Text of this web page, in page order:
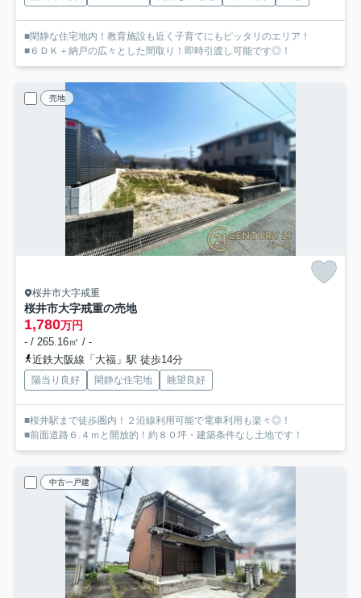
■閑静な住宅地内！教育施設も近く子育てにもピッタリのエリア！
■６ＤＫ＋納戸の広々とした間取り！即時引渡し可能です◎！
売地
桜井市大字戒重
桜井市大字戒重の売地
1,780万円
- / 265.16㎡ / -
近鉄大阪線「大福」駅 徒歩14分
陽当り良好 閑静な住宅地 眺望良好
■桜井駅まで徒歩圏内！２沿線利用可能で電車利用も楽々◎！
■前面道路６.４ｍと開放的！約８０坪・建築条件なし土地です！
中古一戸建